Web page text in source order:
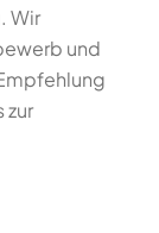
Wir
und
zur